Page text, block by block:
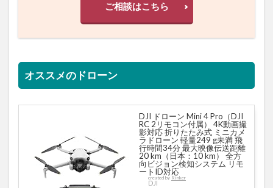
ご相談はこちら
オススメのドローン
DJI ドローン Mini 4 Pro（DJI
RC 2リモコン付属） 4K動画撮
影対応 折りたたみ式 ミニカメ
ラドローン 軽量249 g未満 飛
行時間34分 最大映像伝送距離
20 km（日本：10 km） 全方
向ビジョン検知システム リモ
ートID対応
created by Rinker
DJI